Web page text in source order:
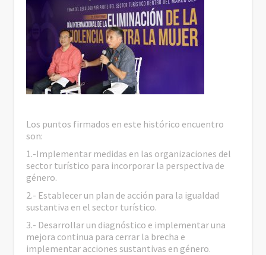
Los puntos firmados en este histórico encuentro
son:
1.-Implementar medidas en las organizaciones del
sector turístico para incorporar la perspectiva de
género.
2.- Establecer un plan de acción para la igualdad
sustantiva en el sector turístico.
3.- Desarrollar un diagnóstico e implementar una
mejora continua para cerrar la brecha e
implementar acciones sustantivas en género.